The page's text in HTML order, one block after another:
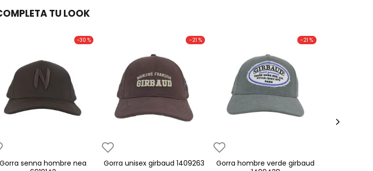
TU LOOK
-30 %
gorra senna hombre nea
-21 %
gorra unisex girbaud 1409263
-21 %
gorra hombre verde girbaud